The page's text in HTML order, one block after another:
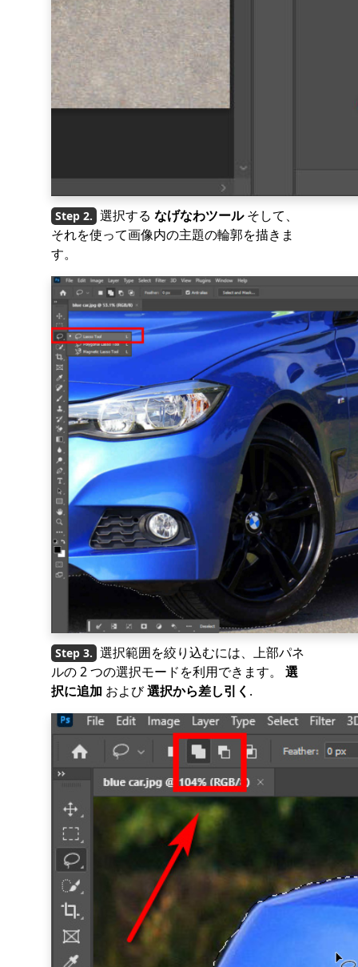
選択する なげなわツールそして、
それを使って画像内の主題の輪郭を描きま
す。
選択範囲を絞り込むには、上部パネ
ルの 2 つの選択モードを利用できます。 選
択に追加 および選択から差し引く .